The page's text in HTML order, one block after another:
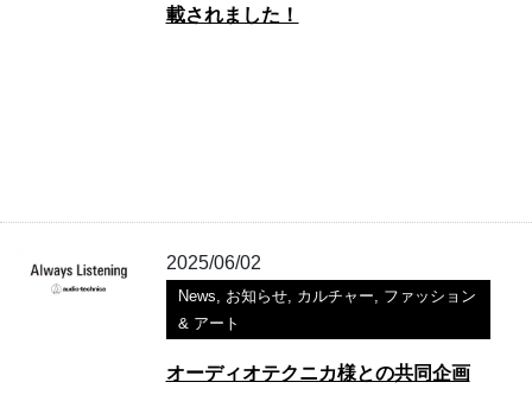
載されました！
2025/06/02
News, お知らせ, カルチャー, ファッション
& アート
オーディオテクニカ様との共同企画